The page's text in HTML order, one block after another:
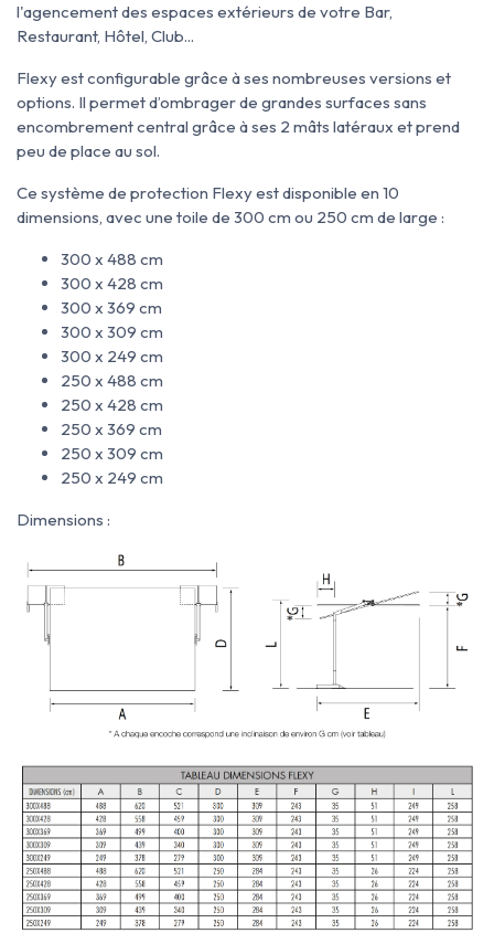
l'agencement des espaces extérieurs de votre Bar,
Restaurant, Hôtel, Club...
Flexy est configurable grâce à ses nombreuses versions et
options. Il permet d’ombrager de grandes surfaces sans
encombrement central grâce à ses 2 mâts latéraux et prend
peu de place au sol.
Ce système de protection Flexy est disponible en 10
dimensions, avec une toile de 300 cm ou 250 cm de large :
300 x 488 cm
300 x 428 cm
300 x 369 cm
300 x 309 cm
300 x 249 cm
250 x 488 cm
250 x 428 cm
250 x 369 cm
250 x 309 cm
250 x 249 cm
Dimensions :